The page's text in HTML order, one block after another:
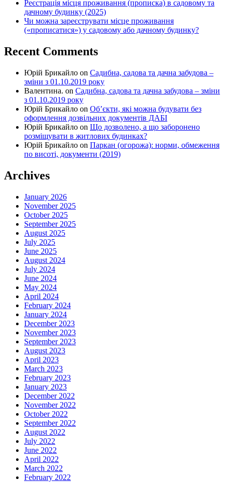
Реєстрація місця проживання (прописка) в садовому та
дачному будинку (2025)
Чи можна зареєструвати місце проживання
(«прописатися») у садовому або дачному будинку?
Recent Comments
Юрій Брикайло on Садибна, садова та дачна забудова –
зміни з 01.10.2019 року
Валентина. on Садибна, садова та дачна забудова – зміни
з 01.10.2019 року
Юрій Брикайло on Об’єкти, які можна будувати без
оформлення дозвільних документів ДАБІ
Юрій Брикайло on Що дозволено, а що заборонено
розміщувати в житлових будинках?
Юрій Брикайло on Паркан (огорожа): норми, обмеження
по висоті, документи (2019)
Archives
January 2026
November 2025
October 2025
September 2025
August 2025
July 2025
June 2025
August 2024
July 2024
June 2024
May 2024
April 2024
February 2024
January 2024
December 2023
November 2023
September 2023
August 2023
April 2023
March 2023
February 2023
January 2023
December 2022
November 2022
October 2022
September 2022
August 2022
July 2022
June 2022
April 2022
March 2022
February 2022